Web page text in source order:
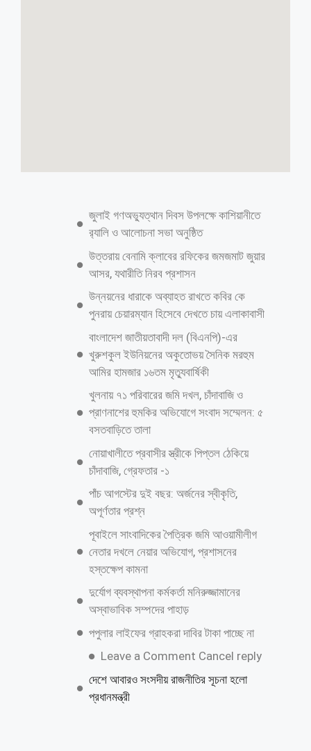
একে অপরের হাঁড়ি ভাঙছেন বিএনপি নেতারা
মেতেছেন বরিশালের বিএনপি নেতারা। শুধু সভা-সমাবেশে নয়, পত্রিকায় বিবৃতি
দিয়েও চলছে একে অপরের চরিত্র হনন। বিষয়টি নিয়ে একদিকে যেমন চলছে
আলোচনা-সমালোচনা, তেমনি বিব্রত দলের মাঠপর্যায়ের কর্মী-সমর্থকরা। নিজেরাই
নিজেদের বিরুদ্ধে চাঁদাবাজি-সন্ত্রাস আর ফ্যাসিস্ট তোষণের অভিযোগ তোলায় ক্ষতির
মুখে পড়ছে ধানের শীষ-এমনটাও বলছেন অনেকে। পরস্পরের বিরুদ্ধে তোলা এসব
অভিযোগ মিথ্যা বলে দাবি করলেও নির্বাচনে যে এসবের নেতিবাচক প্রভাব
মোকাবিলা করতে হবে তা অস্বীকার করেননি দলটির নেতারা। বরিশাল-৫ (সদর)
আসনে বিএনপির মনোনয়ন লড়াইয়ে আছেন হাফ ডজনেরও বেশি নেতা। যদিও
চেয়ারপারসনের উপদেষ্টা পাঁচবারের সাবেক এমপি মজিবর রহমান সরোয়ার, জাতীয়
নির্বাহী কমিটির সদস্য আবু নাসের রহমতউল্লাহ ও মহানগর বিএনপির আহ্বায়ক
মনিরুজ্জামান ফারুক। এছাড়া মনোনয়ন চাইছেন চেয়ারপারসনের
জুলাই গণঅভ্যুত্থান দিবস উপলক্ষে কাশিয়ানীতে